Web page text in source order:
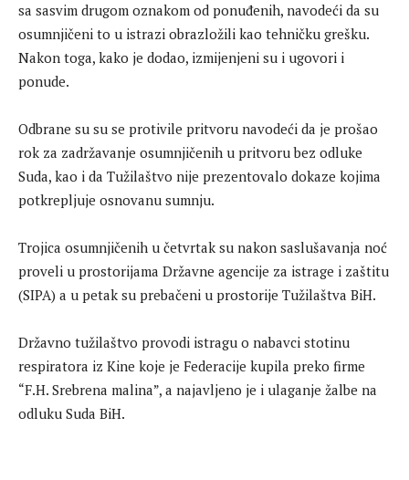
sa sasvim drugom oznakom od ponuđenih, navodeći da su
osumnjičeni to u istrazi obrazložili kao tehničku grešku.
Nakon toga, kako je dodao, izmijenjeni su i ugovori i
ponude.
Odbrane su su se protivile pritvoru navodeći da je prošao
rok za zadržavanje osumnjičenih u pritvoru bez odluke
Suda, kao i da Tužilaštvo nije prezentovalo dokaze kojima
potkrepljuje osnovanu sumnju.
Trojica osumnjičenih u četvrtak su nakon saslušavanja noć
proveli u prostorijama Državne agencije za istrage i zaštitu
(SIPA) a u petak su prebačeni u prostorije Tužilaštva BiH.
Državno tužilaštvo provodi istragu o nabavci stotinu
respiratora iz Kine koje je Federacije kupila preko firme
“F.H. Srebrena malina”, a najavljeno je i ulaganje žalbe na
odluku Suda BiH.